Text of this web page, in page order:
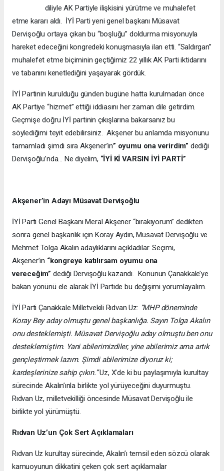
diliyle AK Partiyle ilişkisini yürütme ve muhalefet
etme kararı aldı. İYİ Parti yeni genel başkanı Müsavat
Dervişoğlu ortaya çıkan bu “boşluğu” doldurma misyonuyla
hareket edeceğini kongredeki konuşmasıyla ilan etti. “Saldırgan”
muhalefet etme biçiminin geçtiğimiz 22 yıllık AK Parti iktidarını
ve tabanını kenetlediğini yaşayarak gördük.
İYİ Partinin kurulduğu günden bugüne hatta kurulmadan önce
AK Partiye “hizmet” ettiği iddiasını her zaman dile getirdim.
Geçmişe doğru İYİ partinin çıkışlarına bakarsanız bu
söylediğimi teyit edebilirsiniz. Akşener bu anlamda misyonunu
tamamladı şimdi sıra Akşener’in” oyumu ona verirdim” dediği
Dervişoğlu’nda… Ne diyelim, “İYİ Kİ VARSIN İYİ PARTİ”
Akşener’in Adayı Müsavat Dervişoğlu
İYİ Parti Genel Başkanı Meral Akşener “bırakıyorum” dedikten
sonra genel başkanlık için Koray Aydın, Müsavat Dervişoğlu ve
Mehmet Tolga Akalın adaylıklarını açıkladılar. Seçimi,
Akşener’in “kongreye katılırsam oyumu ona
vereceğim” dediği Dervişoğlu kazandı. Konunun Çanakkale’ye
bakan yönünü ele alarak İYİ Partide bu değişimi yorumlayalım.
İYİ Parti Çanakkale Milletvekili Rıdvan Uz: “MHP döneminde
Koray Bey aday olmuştu genel başkanlığa. Sayın Tolga Akalın
onu desteklemişti. Müsavat Dervişoğlu aday olmuştu ben onu
desteklemiştim. Yani abilerimizdiler, yine abilerimiz ama artık
gençleştirmek lazım. Şimdi abilerimize diyoruz ki;
kardeşlerinize sahip çıkın.”Uz, X’de ki bu paylaşımıyla kurultay
sürecinde Akalın’ınla birlikte yol yürüyeceğini duyurmuştu.
Rıdvan Uz, milletvekilliği öncesinde Müsavat Dervişoğlu ile
birlikte yol yürümüştü.
Rıdvan Uz’un Çok Sert Açıklamaları
Rıdvan Uz kurultay sürecinde, Akalın’ı temsil eden sözcü olarak
kamuoyunun dikkatini çeken çok sert açıklamalar